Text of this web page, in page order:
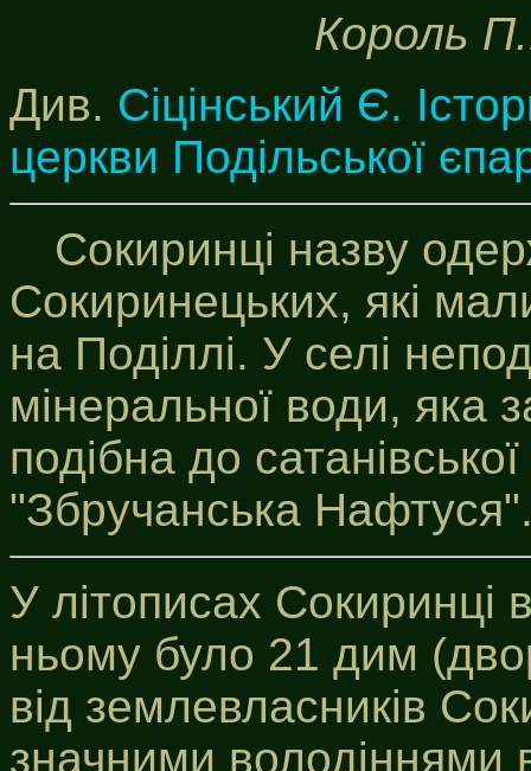
Король
Див. Сіцінський Є.
церкви Подільської
Сокиринці назву
Сокиринецьких, які
на Поділлі. У селі
мінеральної води, яка
подібна до
"Збручанська
У літописах Сокиринці
ньому було 21 дим
від землевласників
значними володіннями